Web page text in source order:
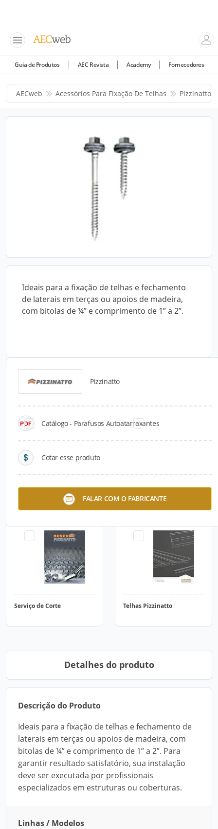
Guia de Produtos AEC Revista Academy Fornecedores
AECweb Acessórios Para Fixação De Telhas Pizzinatto
Ideais para a fixação de telhas e fechamento
de laterais em terças ou apoios de madeira,
com bitolas de ¼” e comprimento de 1” a 2”.
Pizzinatto
Catálogo - Parafusos Autoatarraxantes
Cotar esse produto
FALAR COM O FABRICANTE
Catálogos para Download
Serviço de Corte Telhas Pizzinatto
Detalhes do produto
Descrição do Produto
Ideais para a fixação de telhas e fechamento de
laterais em terças ou apoios de madeira, com
bitolas de ¼” e comprimento de 1” a 2”. Para
garantir resultado satisfatório, sua instalação
deve ser executada por profissionais
especializados em estruturas ou coberturas.
Linhas / Modelos